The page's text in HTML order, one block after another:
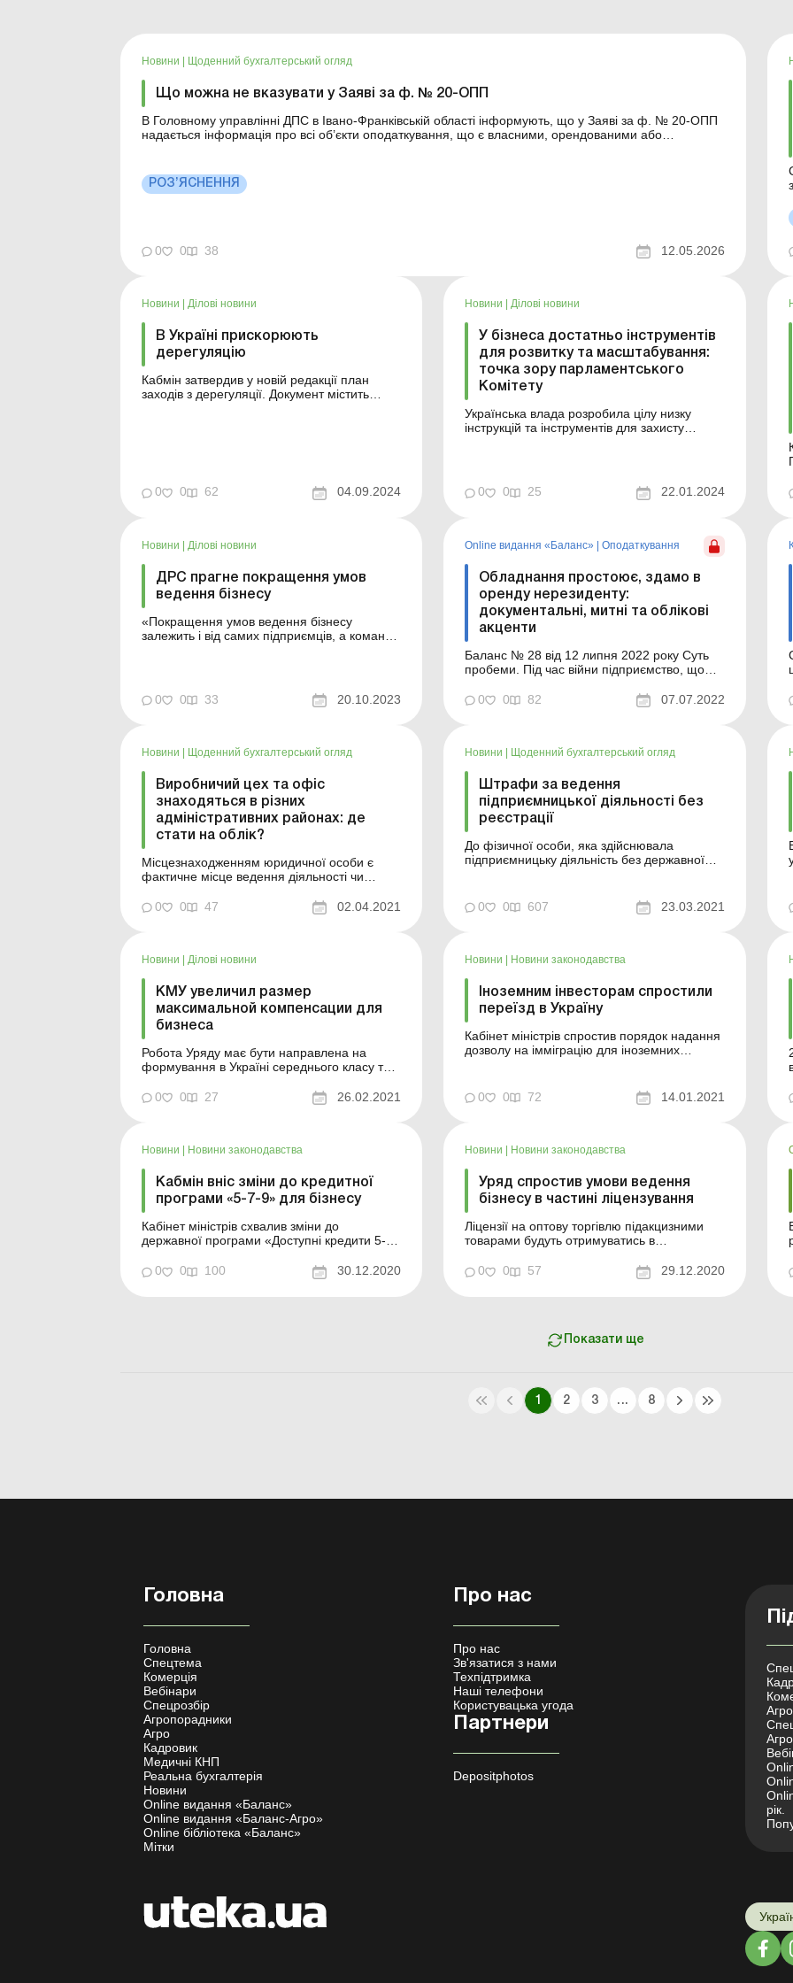
Новини Щоденний бухгалтерський огляд
Що можна не вказувати у Заяві за ф. № 20-ОПП
В Головному управлінні ДПС в Івано-Франківській області інформують, що у Заяві за ф. № 20-ОПП
надається інформація про всі об’єкти оподаткування, що є власними, орендованими або
РОЗ’ЯСНЕННЯ
0 0 38 12.05.2026
Новини Ділові новини
В Україні прискорюють
дерегуляцію
Кабмін затвердив у новій редакції план
заходів з дерегуляції. Документ містить
0
0 62 04.09.2024
Новини Ділові новини
У бізнеса достатньо інструментів
для розвитку та масштабування:
точка зору парламентського
Комітету
Українська влада розробила цілу низку
інструкцій та інструментів для захисту
працювати й розвиватися. Про це заявив
народний депутат, голова парламентського
0 0 25 22.01.2024
Новини | Ділові новини
ДРС прагне покращення умов
ведення бізнесу
«Покращення умов ведення бізнесу
залежить і від самих підприємців, а команда
Facebook. Зараз Державна регуляторна
служба України активно збирає дані щодо
0 0 33 20.10.2023
Online видання «Баланс» | Оподаткування
Обладнання простоює, здамо в
оренду нерезиденту:
документальні, митні та облікові
акценти
Баланс № 28 від 12 липня 2022 року Суть
пробеми. Під час війни підприємство, що
заходів, опинилося у складному становищі.
Мультимедійне обладнання (апаратура)
немає. Разом тим ...
0 0 82 07.07.2022
Новини | Щоденний бухгалтерський огляд
Виробничий цех та офіс
знаходяться в різних
адміністративних районах: де
стати на облік?
Місцезнаходженням юридичної особи є
фактичне місце ведення діяльності чи
щоденне керування діяльністю юридичної
особи (переважно знаходиться керівництво)
податків підлягають реєст...
0 0 47 02.04.2021
Новини | Щоденний бухгалтерський огляд
Штрафи за ведення
підприємницької діяльності без
реєстрації
До фізичної особи, яка здійснювала
підприємницьку діяльність без державної
взяття на облік (реєстрації) у контролюючих
органах застосовується штраф. Такий
0 0 607 23.03.2021
Новини Ділові новини
КМУ увеличил размер
максимальной компенсации для
бизнеса
Робота Уряду має бути направлена на
формування в Україні середнього класу та
Кабінет Міністрів схвалив внесення змін до
Порядку надання фінансової державної
міністра, ...
0 0 27 26.02.2021
Новини Новини законодавства
Іноземним інвесторам спростили
переїзд в Україну
Кабінет міністрів спростив порядок надання
дозволу на імміграцію для іноземних
надання дозволу на імміграцію іноземним
інвесторам. Зокрема, подати відповідне
0 0 72 14.01.2021
Новини Новини законодавства
Кабмін вніс зміни до кредитної
програми «5-7-9» для бізнесу
Кабінет міністрів схвалив зміни до
державної програми «Доступні кредити 5-7-
направлених на додаткову підтримку
малого та середнього бізнесу в умовах
0 0 100 30.12.2020
Новини Новини законодавства
Уряд спростив умови ведення
бізнесу в частині ліцензування
Ліцензії на оптову торгівлю підакцизними
товарами будуть отримуватись в
податкової служби. Відповідні зміни до
пункту 6 переліку органів ліцензування
органам ДПС фун...
0 0 57 29.12.2020
Показати ще
1 2 3 ... 8
Головна
Головна
Спецтема
Комерція
Вебінари
Спецрозбір
Агропорадники
Агро
Кадровик
Медичні КНП
Реальна бухгалтерія
Новини
Online видання «Баланс»
Online видання «Баланс-Агро»
Online бібліотека «Баланс»
Мітки
Про нас
Про нас
Зв'язатися з нами
Техпідтримка
Наші телефони
Користувацька угода
Партнери
Depositphotos
рік.